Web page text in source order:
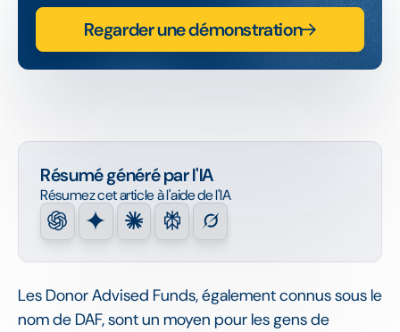
Résumé généré par l'IA
Résumez cet article à l'aide de l'IA
Les Donor Advised Funds, également connus sous le
nom de DAF, sont un moyen pour les gens de
Regarder une démonstration